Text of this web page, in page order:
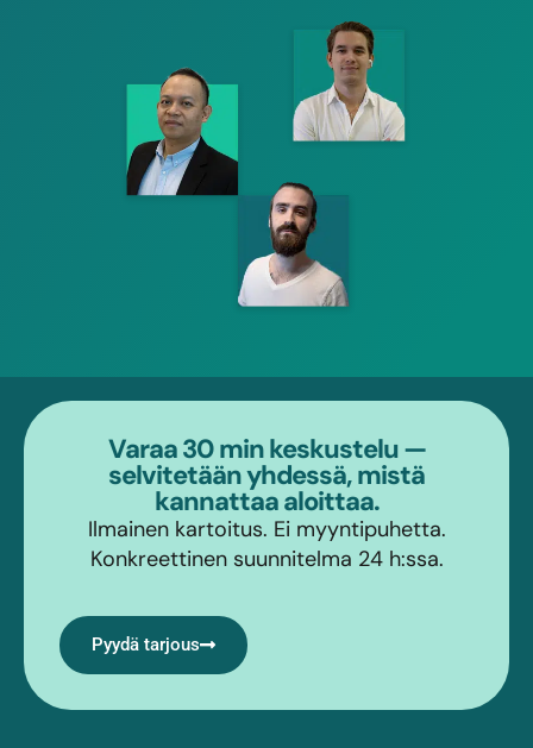
Varaa 30 min keskustelu —
selvitetään yhdessä, mistä
kannattaa aloittaa.
Ilmainen kartoitus. Ei myyntipuhetta.
Konkreettinen suunnitelma 24 h:ssa.
Pyydä tarjous